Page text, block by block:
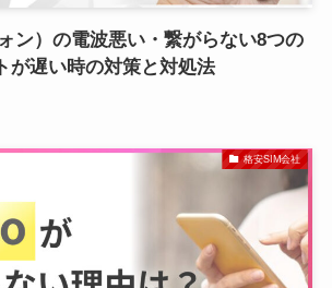
ン）の電波悪い・繋がらない8つの
が遅い時の対策と対処法
格安SIM会社